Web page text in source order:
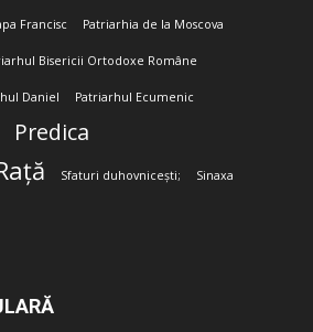
Francisc Patriarhia de la Moscova
Bisericii Ortodoxe Române
Daniel Patriarhul Ecumenic
Predica
Sfaturi duhovnicești; Sinaxa